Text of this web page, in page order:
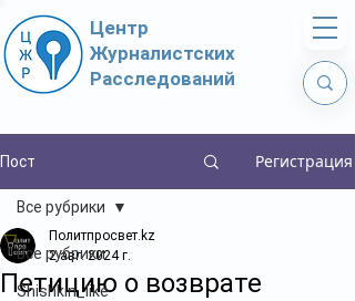
Центр
Журналистских
Расследований
Пост Регистрация
Все рубрики
Shishkin_like
Все рубрики
Петицию о возврате
Политпросвет.kz
2 авг. 2024 г.